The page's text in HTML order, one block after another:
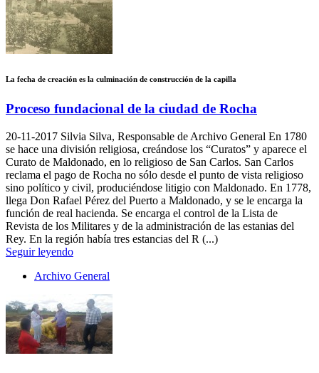
La fecha de creación es la culminación de construcción de la capilla
Proceso fundacional de la ciudad de Rocha
20-11-2017 Silvia Silva, Responsable de Archivo General En 1780
se hace una división religiosa, creándose los “Curatos” y aparece el
Curato de Maldonado, en lo religioso de San Carlos. San Carlos
reclama el pago de Rocha no sólo desde el punto de vista religioso
sino político y civil, produciéndose litigio con Maldonado. En 1778,
llega Don Rafael Pérez del Puerto a Maldonado, y se le encarga la
función de real hacienda. Se encarga el control de la Lista de
Revista de los Militares y de la administración de las estanias del
Rey. En la región había tres estancias del R (...)
Seguir leyendo
Archivo General